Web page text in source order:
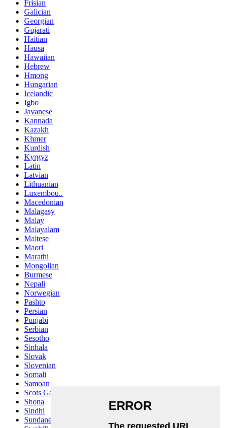
Frisian
Galician
Georgian
Gujarati
Haitian
Hausa
Hawaiian
Hebrew
Hmong
Hungarian
Icelandic
Igbo
Javanese
Kannada
Kazakh
Khmer
Kurdish
Kyrgyz
Latin
Latvian
Lithuanian
Luxembou..
Macedonian
Malagasy
Malay
Malayalam
Maltese
Maori
Marathi
Mongolian
Burmese
Nepali
Norwegian
Pashto
Persian
Punjabi
Serbian
Sesotho
Sinhala
Slovak
Slovenian
Somali
Samoan
Scots Gaelic
Shona
Sindhi
Sundanese